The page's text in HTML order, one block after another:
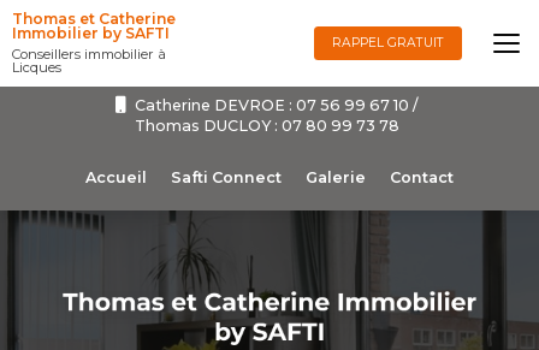
Aller
au
contenu
principal
Catherine DEVROE :07 56 99 67 10 /
Thomas DUCLOY : 07 80 99 73 78
Accueil Safti Connect Galerie Contact
Thomas et Catherine
Immobilier by SAFTI
Conseillers immobilier à
Licques
RAPPEL GRATUIT